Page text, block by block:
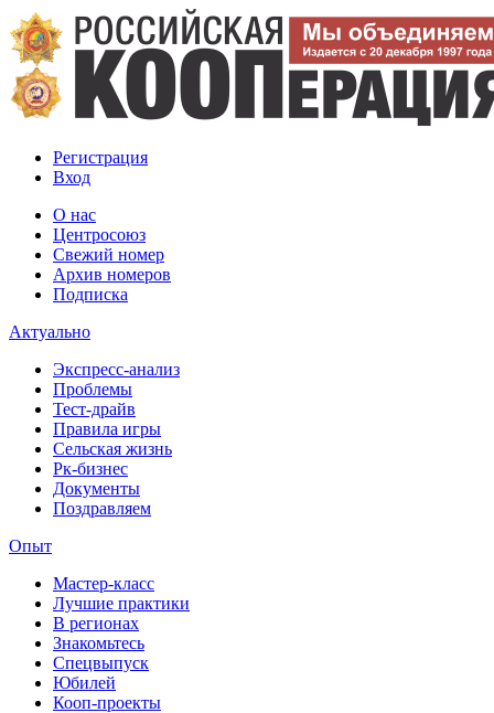
Регистрация
Вход
О нас
Центросоюз
Свежий номер
Архив номеров
Подписка
Актуально
Экспресс-анализ
Проблемы
Тест-драйв
Правила игры
Сельская жизнь
Рк-бизнес
Документы
Поздравляем
Опыт
Мастер-класс
Лучшие практики
В регионах
Знакомьтесь
Спецвыпуск
Юбилей
Кооп-проекты